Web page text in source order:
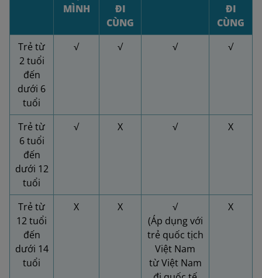
MÌNH
ĐI
CÙNG
ĐI
CÙNG
Trẻ từ
2 tuổi
đến
dưới 6
tuổi
√ √ √ √
Trẻ từ
6 tuổi
đến
dưới 12
tuổi
√ X √ X
Trẻ từ
12 tuổi
đến
dưới 14
tuổi
X X
√
(Áp dụng với
trẻ quốc tịch
Việt Nam
từ Việt Nam
X